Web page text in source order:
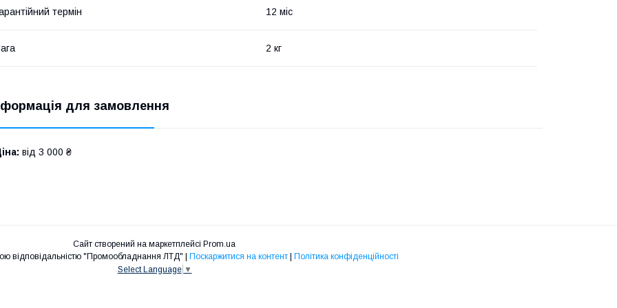
термін 12 міс
2 кг
для замовлення
від 3 000 ₴
Сайт створений на маркетплейсі Prom.ua
Поскаржитися на контент
Політика конфіденційності
Select Language ▼